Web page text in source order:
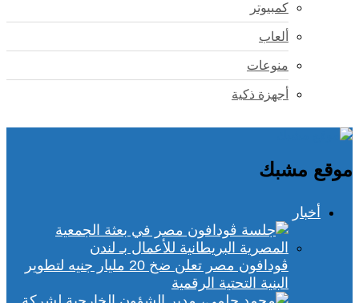
كمبيوتر
ألعاب
منوعات
أجهزة ذكية
موقع مشبك
أخبار
ڤودافون مصر تعلن ضخ 20 مليار جنيه لتطوير
البنية التحتية الرقمية